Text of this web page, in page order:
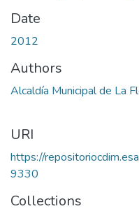
Date
2012
Authors
Alcaldía Municipal de La
URI
https://
9330
Collections